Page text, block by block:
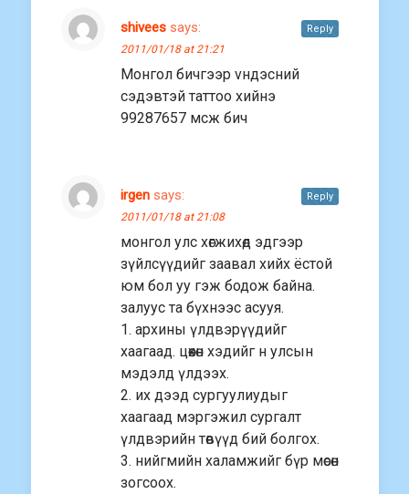
shivees says:
2011/01/18 at 21:21
Монгол бичгээр vндэсний
сэдэвтэй таттоо хийнэ
99287657 мсж бич
Reply
irgen says:
2011/01/18 at 21:08
монгол улс хөгжихөд эдгээр
зүйлсүүдийг заавал хийх ёстой
юм бол уу гэж бодож байна.
залуус та бүхнээс асууя.
1. архины үлдвэрүүдийг
хаагаад. цөөхөн хэдийг н улсын
мэдэлд үлдээх.
2. их дээд сургуулиудыг
хаагаад мэргэжил сургалт
үлдвэрийн төвүүд бий болгох.
3. нийгмийн халамжийг бүр мөсөн
зогсоох.
Reply